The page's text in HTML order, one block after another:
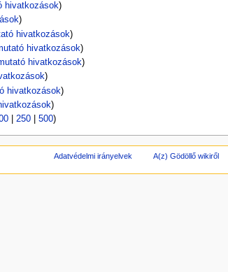
hivatkozások)
)
hivatkozások)
hivatkozások)
hivatkozások)
)
hivatkozások)
)
| 250| 500)
Adatvédelmi irányelvek A(z) Gödöllő wikiről